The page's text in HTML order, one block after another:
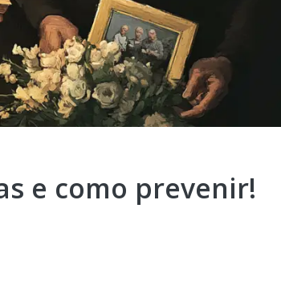
e como prevenir!